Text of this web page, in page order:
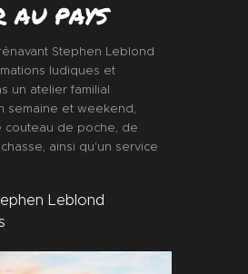
AU PAYS
Stephen Leblond
ludiques et
un atelier familial
semaine et weekend,
couteau de poche, de
ainsi qu'un service
Leblond